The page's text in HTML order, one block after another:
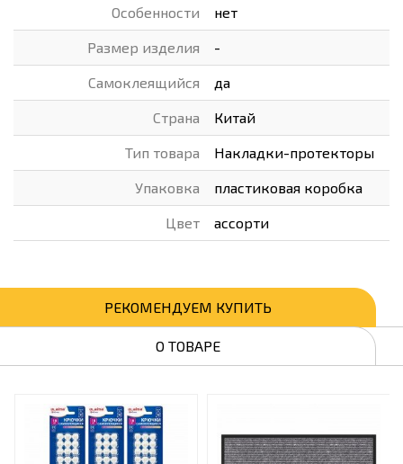
Особенности нет
Размер изделия -
Самоклеящийся да
Страна Китай
Тип товара Накладки-протекторы
Упаковка пластиковая коробка
Цвет ассорти
РЕКОМЕНДУЕМ КУПИТЬ
О ТОВАРЕ